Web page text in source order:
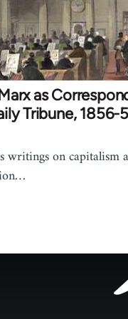
as
Tribune, 1856-
writings on capitalism